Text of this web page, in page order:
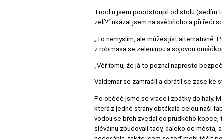
Trochu jsem poodstoupil od stolu (sedím
zelí?“ ukázal jsem na své břicho a při řeči
„To nemyslím, ale můžeš jíst alternativně.
z robimasa se zeleninou a sojovou
„Věř tomu, že já to poznal naprosto
Valdemar se zamračil a obrátil se zase ke
Po obědě jsme se vraceli zpátky do haly.
která z jedné strany obtékala celou naši
vodou se břeh zvedal do prudkého kopce,
slévárnu zbudovali tady, daleko od